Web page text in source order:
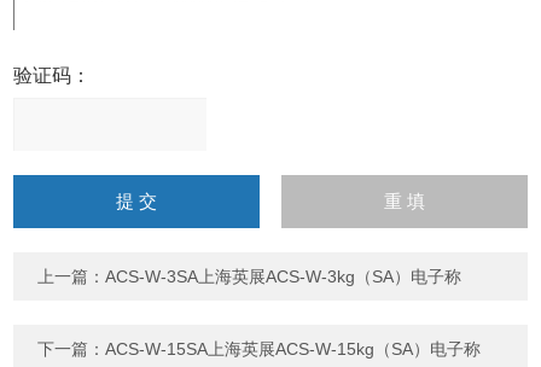
验证码：
字），如：三加四=7
上一篇：ACS-W-3SA上海英展ACS-W-3kg（SA）电子称
下一篇：ACS-W-15SA上海英展ACS-W-15kg（SA）电子称